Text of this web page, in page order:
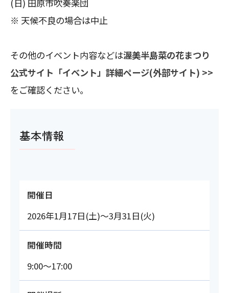
(日) 田原市吹奏楽団
※ 天候不良の場合は中止
その他のイベント内容などは渥美半島菜の花まつり
公式サイト「イベント」詳細ページ(外部サイト) >>
をご確認ください。
基本情報
開催日
2026年1月17日(土)～3月31日(火)
開催時間
9:00～17:00